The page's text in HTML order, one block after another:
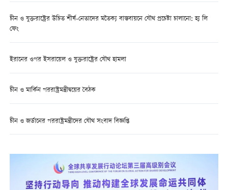
চীন ও যুক্তরাষ্ট্রের উচিত শীর্ষ-নেতাদের মতৈক্য বাস্তবায়নে যৌথ প্রচেষ্টা চালানো: হ্য লি
ফেং
ইরানের ওপর ইসরায়েল ও যুক্তরাষ্ট্রের যৌথ হামলা
চীন ও মার্কিন পররাষ্ট্রমন্ত্রীদ্বয়ের বৈঠক
চীন ও জর্ডানের পররাষ্ট্রমন্ত্রীদের যৌথ সংবাদ বিজ্ঞপ্তি